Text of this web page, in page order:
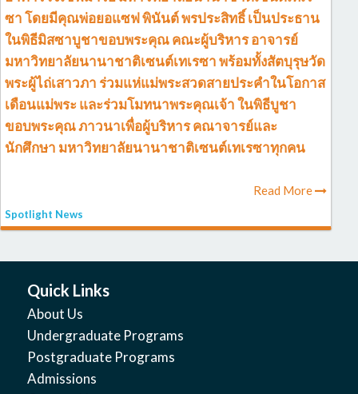
ซา โดยมีคุณพ่อยอแซฟ พินันต์ พรประสิทธิ์ เป็นประธาน
ในพิธีมิสซาบูชาขอบพระคุณ คณะผู้บริหาร อาจารย์
มหาวิทยาลัยนานาชาติเซนต์เทเรซา พร้อมทั้งสัตบุรุษวัด
พระผู้ไถ่เสาวภา ร่วมแห่แม่พระสวดสายประคำในโอกาส
เดือนแม่พระ และร่วมโมทนาพระคุณเจ้า ในพิธีบูชา
ขอบพระคุณ ภาวนาเพื่อผู้บริหาร คณาจารย์และ
นักศึกษา มหาวิทยาลัยนานาชาติเซนต์เทเรซาทุกคน
Read More
Spotlight News
Quick Links
About Us
Undergraduate Programs
Postgraduate Programs
Admissions